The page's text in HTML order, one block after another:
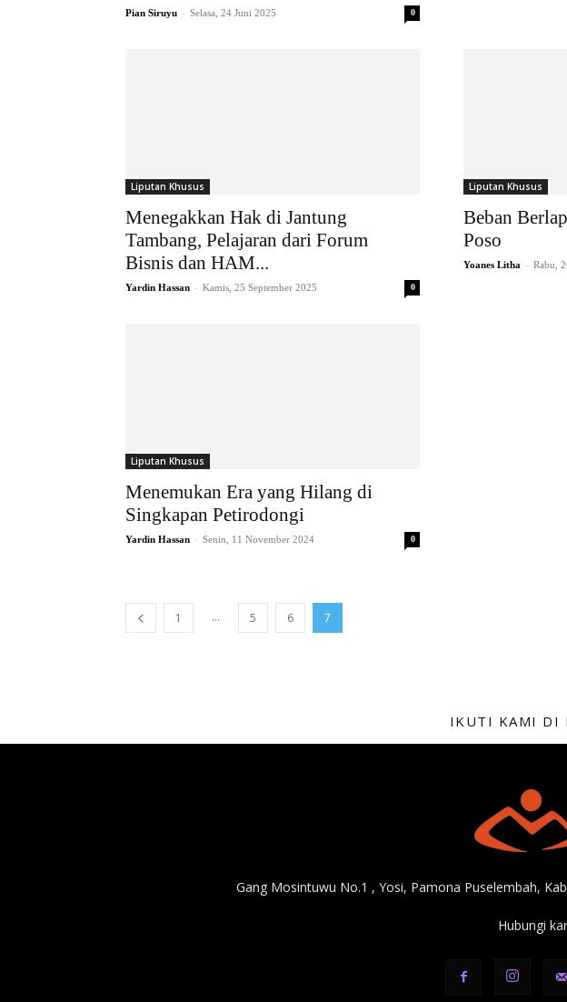
Pian Siruyu - Selasa, 24 Juni 2025 0
Liputan Khusus
Menegakkan Hak di Jantung
Tambang, Pelajaran dari Forum
Bisnis dan HAM...
Yardin Hassan - Kamis, 25 September 2025 0
Liputan Khusus
Beban
Poso
Yoanes Litha - Rabu,
Liputan Khusus
Menemukan Era yang Hilang di
Singkapan Petirodongi
Yardin Hassan - Senin, 11 November 2024 0
1 ... 5 6 7
IKUTI KAMI DI
Gang Mosintuwu No.1 , Yosi, Pamona Puselembah,
Hubungi